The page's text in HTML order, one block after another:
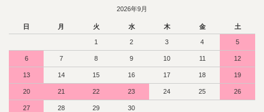
2026年9月
日 月 火 水 木 金 土
1 2 3 4 5
6 7 8 9 10 11 12
13 14 15 16 17 18 19
20 21 22 23 24 25 26
27 28 29 30